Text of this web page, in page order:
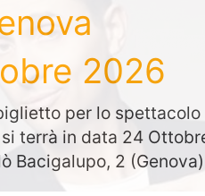
2026
per lo
terrà in data 24
Bacigalupo, 2